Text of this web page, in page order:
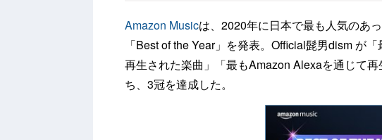
Amazon Musicは、2020年に日本で最も人気のあ
「Best of the Year」を発表。Official髭男dism が
再生された楽曲」「最もAmazon Alexaを通じて
ち、3冠を達成した。